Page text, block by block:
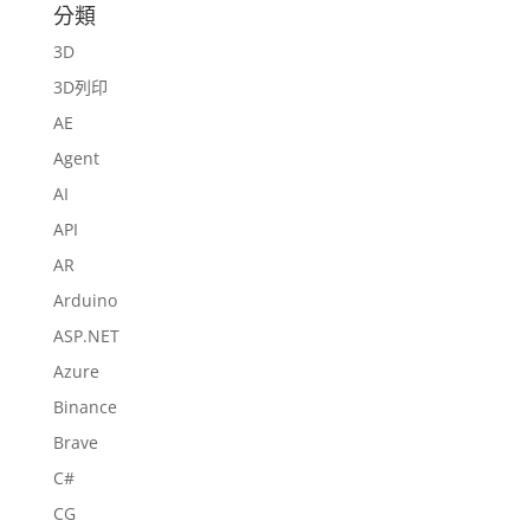
分類
3D
3D列印
AE
Agent
AI
API
AR
Arduino
ASP.NET
Azure
Binance
Brave
C#
CG